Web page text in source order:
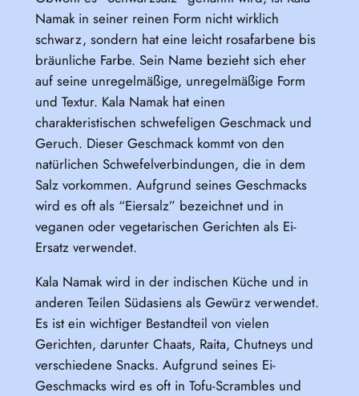
Namak in seiner reinen Form nicht wirklich
schwarz, sondern hat eine leicht rosafarbene bis
bräunliche Farbe. Sein Name bezieht sich eher
auf seine unregelmäßige, unregelmäßige Form
und Textur. Kala Namak hat einen
charakteristischen schwefeligen Geschmack und
Geruch. Dieser Geschmack kommt von den
natürlichen Schwefelverbindungen, die in dem
Salz vorkommen. Aufgrund seines Geschmacks
wird es oft als “Eiersalz” bezeichnet und in
veganen oder vegetarischen Gerichten als Ei-
Ersatz verwendet.
Kala Namak wird in der indischen Küche und in
anderen Teilen Südasiens als Gewürz verwendet.
Es ist ein wichtiger Bestandteil von vielen
Gerichten, darunter Chaats, Raita, Chutneys und
verschiedene Snacks. Aufgrund seines Ei-
Geschmacks wird es oft in Tofu-Scrambles und